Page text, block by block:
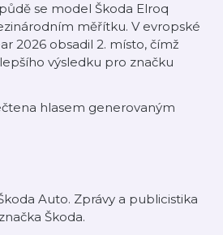
se model Škoda Elroq
měřítku. V evropské
2026 obsadil 2. místo, čímž
výsledku pro značku
hlasem generovaným
Auto. Zprávy a publicistika
Škoda.